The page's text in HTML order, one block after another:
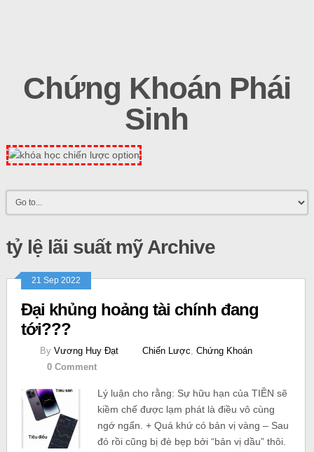
Chứng Khoán Phái
Sinh
tỷ lệ lãi suất mỹ Archive
21 Sep 2022
Đại khủng hoảng tài chính đang
tới???
By Vương Huy Đạt Chiến Lược Chứng Khoán
0 Comment
Lý luận cho rằng: Sự hữu hạn của TIỀN sẽ
kiềm chế được lạm phát là điều vô cùng
ngớ ngẩn. + Quá khứ có bản vị vàng – Sau
đó rồi cũng bị đè bẹp bởi “bản vị dầu” thôi.